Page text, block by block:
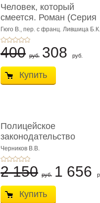
Человек, который
смеется. Роман (Серия
«Роман с ...
Гюго В., пер. с франц. Лившица Б.К.
400 руб. 308 руб.
Купить
Полицейское
законодательство
России: вчера, с� ...
Черников В.В.
2 150 руб. 1 656
Купить